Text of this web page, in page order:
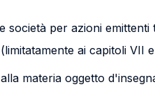
per azioni emittenti
ai capitoli VII
materia oggetto